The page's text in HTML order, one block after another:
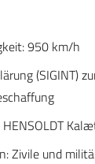
950 km/h
(SIGINT)
Zivile und